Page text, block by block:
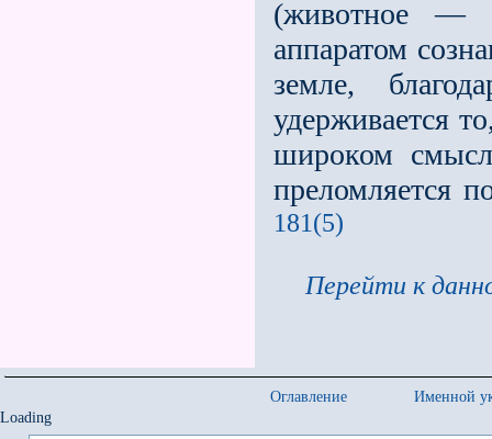
(животное —
аппаратом
земле,
удерживается
широком
преломляется
181(5)
Перейти к
Оглавление
Именной
Loading